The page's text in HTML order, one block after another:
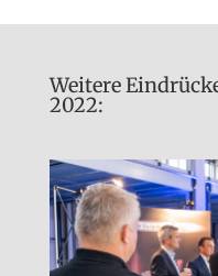
Weitere
2022: